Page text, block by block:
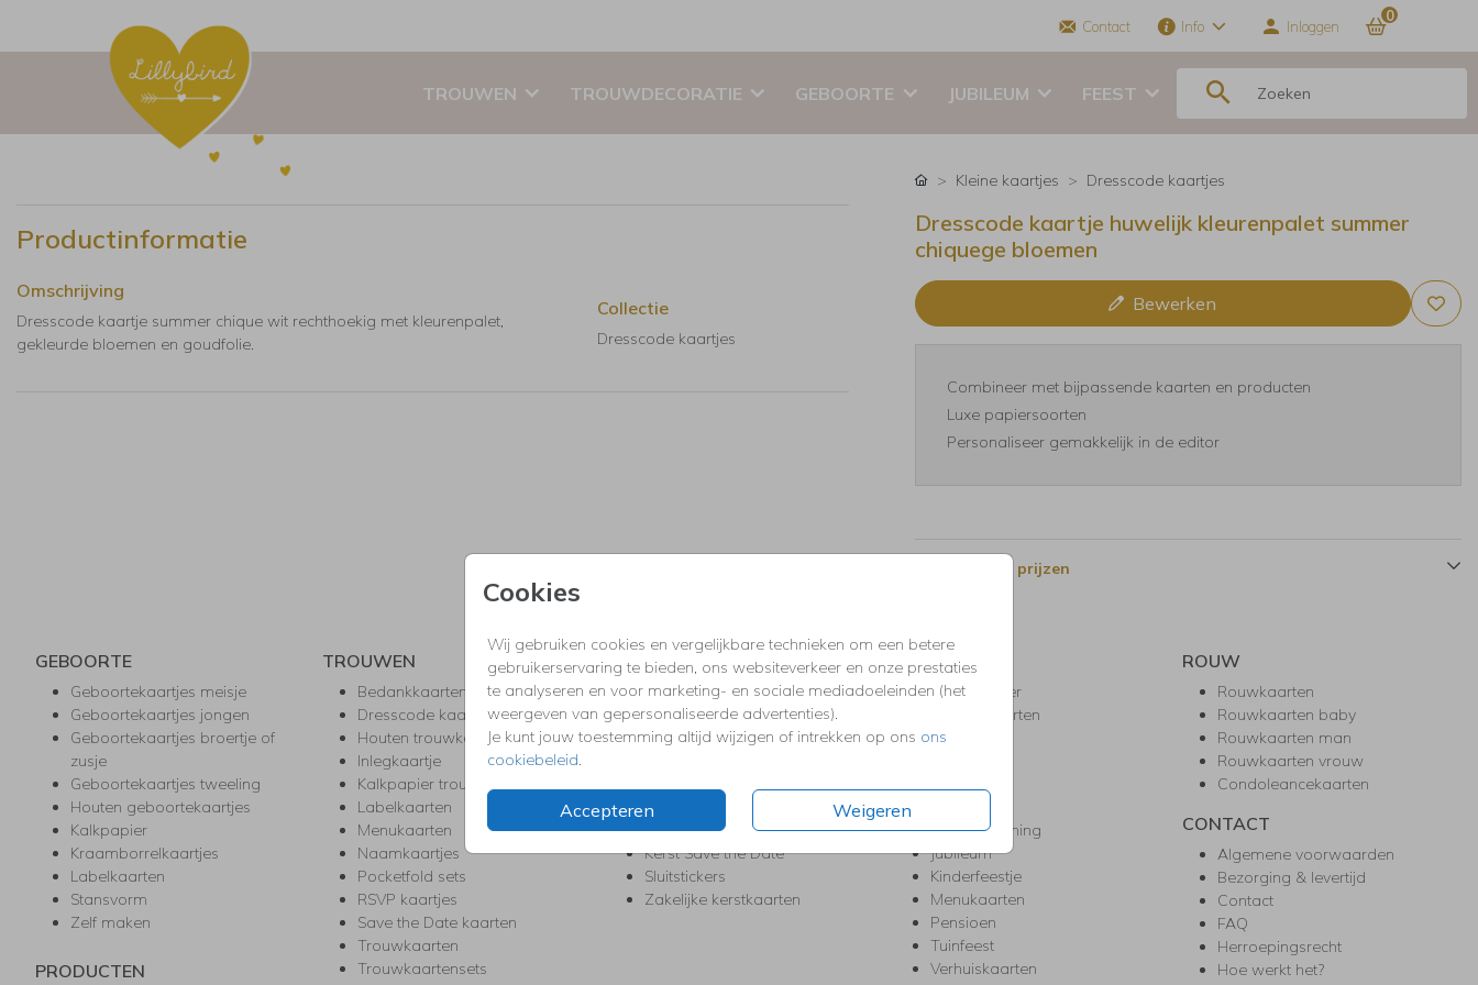
Contact Info Inloggen
0
TROUWEN TROUWDECORATIE GEBOORTE JUBILEUM FEEST
Cookies
Wij gebruiken cookies en vergelijkbare technieken om een betere
gebruikerservaring te bieden, ons websiteverkeer en onze prestaties
te analyseren en voor marketing- en sociale mediadoeleinden (het
weergeven van gepersonaliseerde advertenties).
Je kunt jouw toestemming altijd wijzigen of intrekken op ons ons
cookiebeleid.
Accepteren Weigeren
Productinformatie
Omschrijving
Dresscode kaartje summer chique wit rechthoekig met kleurenpalet,
gekleurde bloemen en goudfolie.
Collectie
Dresscode kaartjes
Kleine kaartjes Dresscode kaartjes
Dresscode kaartje huwelijk kleurenpalet summer
chiquege bloemen
Bewerken
Combineer met bijpassende kaarten en producten
Luxe papiersoorten
Personaliseer gemakkelijk in de editor
Formaten en prijzen
GEBOORTE
Geboortekaartjes meisje
Geboortekaartjes jongen
Geboortekaartjes broertje of
zusje
Geboortekaartjes tweeling
Houten geboortekaartjes
Kalkpapier
Kraamborrelkaartjes
Labelkaarten
Stansvorm
Zelf maken
PRODUCTEN
TROUWEN
Bedankkaarten
Dresscode kaartjes
Houten trouwkaarten
Inlegkaartje
Kalkpapier trouwkaarten
Labelkaarten
Menukaarten
Naamkaartjes
Pocketfold sets
RSVP kaartjes
Save the Date kaarten
Trouwkaarten
Trouwkaartensets
KERST
Kerstkaarten
Kerstborrel uitnodigingen
Kerstdiner uitnodigingen
Kerst-verhuiskaarten
Nieuwjaarskaarten
Kerst Save the Date
Sluitstickers
Zakelijke kerstkaarten
FEEST
Babyshower
Bedankkaarten
Communie
Housewarming
Jubileum
Kinderfeestje
Menukaarten
Pensioen
Tuinfeest
Verhuiskaarten
ROUW
Rouwkaarten
Rouwkaarten baby
Rouwkaarten man
Rouwkaarten vrouw
Condoleancekaarten
CONTACT
Algemene voorwaarden
Bezorging & levertijd
Contact
FAQ
Herroepingsrecht
Hoe werkt het?